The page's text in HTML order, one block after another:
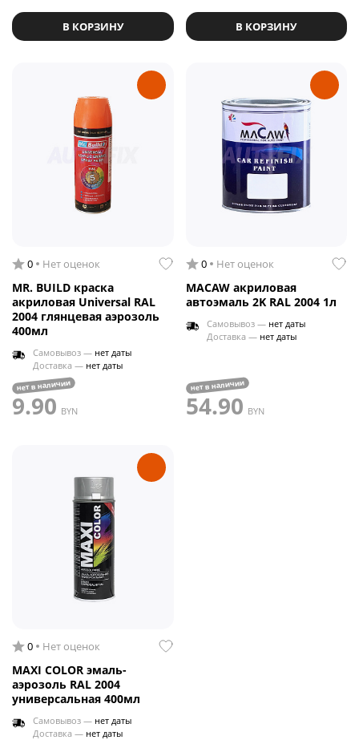
В КОРЗИНУ В КОРЗИНУ
0 Нет оценок
MR. BUILD краска
акриловая Universal RAL
2004 глянцевая аэрозоль
400мл
Самовывоз — нет даты
Доставка — нет даты
нет в наличии
9.90 BYN
0 Нет оценок
MACAW акриловая
автоэмаль 2K RAL 2004 1л
Самовывоз — нет даты
Доставка — нет даты
нет в наличии
54.90 BYN
0 Нет оценок
MAXI COLOR эмаль-
аэрозоль RAL 2004
универсальная 400мл
Самовывоз — нет даты
Доставка — нет даты